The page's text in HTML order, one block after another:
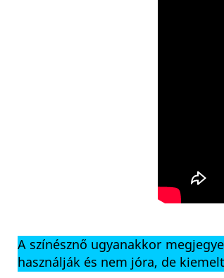
A színésznő ugyanakkor
használják és nem jóra, de